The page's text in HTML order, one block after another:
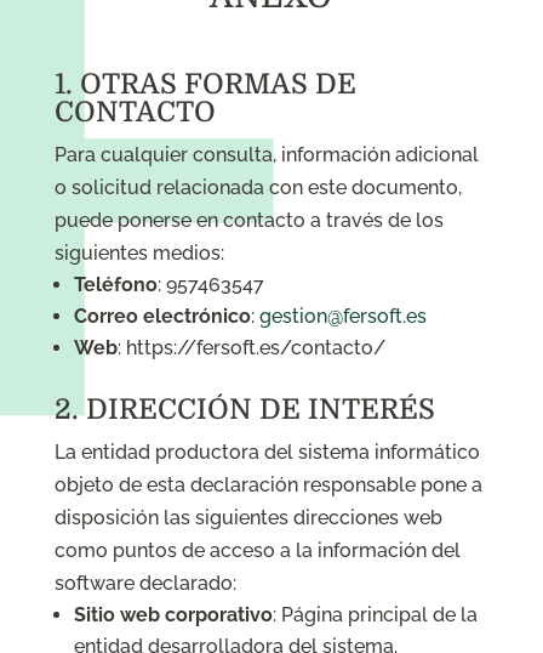
1. OTRAS FORMAS DE
CONTACTO
Para cualquier consulta, información adicional
o solicitud relacionada con este documento,
puede ponerse en contacto a través de los
siguientes medios:
Teléfono: 957463547
Correo electrónico: gestion@fersoft.es
Web: https://fersoft.es/contacto/
2. DIRECCIÓN DE INTERÉS
La entidad productora del sistema informático
objeto de esta declaración responsable pone a
disposición las siguientes direcciones web
como puntos de acceso a la información del
software declarado:
Sitio web corporativo: Página principal de la
entidad desarrolladora del sistema.